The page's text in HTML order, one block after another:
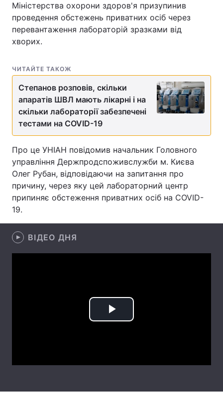
Економіка
Спорт Наука
Здоров'я Туризм
Цікавинки
Лонгріди
Відео з Youtube Статті
Архів
Міністерства охорони здоров'я призупинив
проведення обстежень приватних осіб через
перевантаження лабораторій зразками від
хворих.
ЧИТАЙТЕ ТАКОЖ
Степанов розповів, скільки
апаратів ШВЛ мають лікарні і на
скільки лабораторії забезпечені
тестами на COVID-19
Про це УНІАН повідомив начальник Головного
управління Держпродспоживслужби м. Києва
Олег Рубан, відповідаючи на запитання про
причину, через яку цей лабораторний центр
припиняє обстеження приватних осіб на COVID-
19.
ВІДЕО ДНЯ
Play